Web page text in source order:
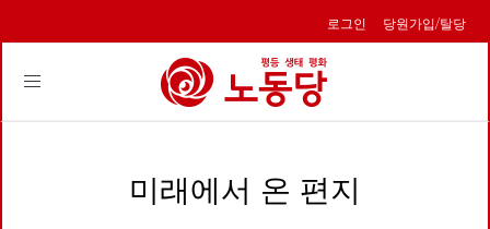
로그인 당원가입/탈당
Toggle
미래에서 온 편지